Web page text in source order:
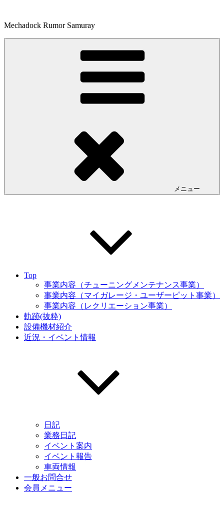
テ
ン
Mechadock Rumor Samuray
メニュー
Top
事業内容（チューニングメンテナンス事業）
事業内容（マイガレージ・ユーザーピット事業）
事業内容（レクリエーション事業）
軌跡(抜粋)
設備機材紹介
近況・イベント情報
日記
業務日記
イベント案内
イベント報告
車両情報
一般お問合せ
会員メニュー